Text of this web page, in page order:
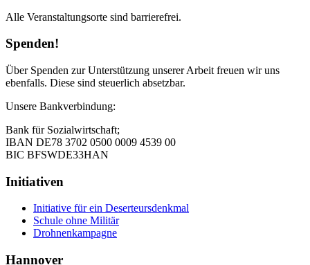
Alle Veranstaltungsorte sind barrierefrei.
Spenden!
Über Spenden zur Unterstützung unserer Arbeit freuen wir uns
ebenfalls. Diese sind steuerlich absetzbar.
Unsere Bankverbindung:
Bank für Sozialwirtschaft;
IBAN DE78 3702 0500 0009 4539 00
BIC BFSWDE33HAN
Initiativen
Initiative für ein Deserteursdenkmal
Schule ohne Militär
Drohnenkampagne
Hannover